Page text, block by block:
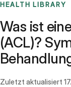
HEALTH LIBRARY
Was ist
(ACL)?
Zuletzt aktualisiert